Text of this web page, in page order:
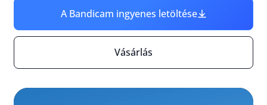
A Bandicam ingyenes letöltése
Vásárlás